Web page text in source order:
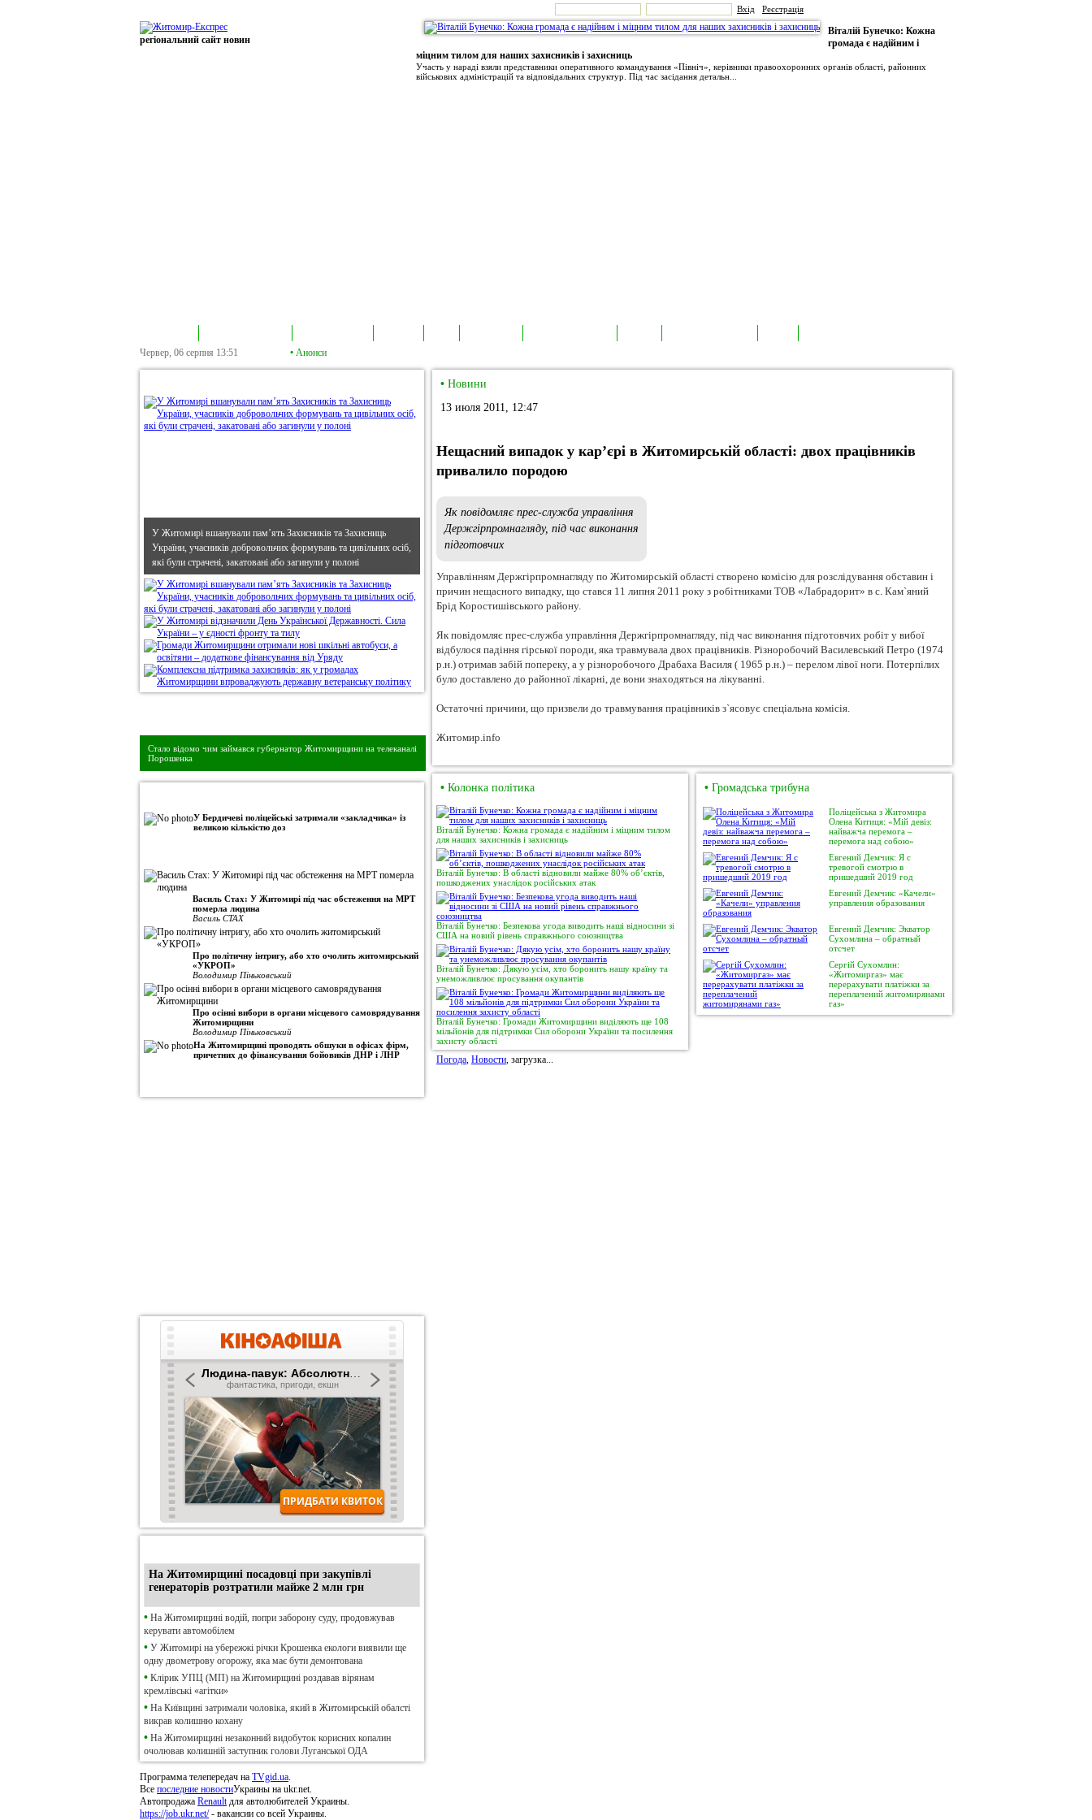
Вхід Реєстрація
регіональний сайт новин
Віталій Бунечко: Кожна
громада є надійним і
міцним тилом для наших захисників і захисниць
Участь у нараді взяли представники оперативного командування «Північ», керівники правоохоронних органів області, районних
військових адміністрацій та відповідальних структур. Під час засідання детальн...
Червер, 06 серпня 13:51 • Анонси
У Житомирі вшанували пам’ять Захисників та Захисниць
України, учасників добровольчих формувань та цивільних осіб,
які були страчені, закатовані або загинули у полоні
Стало відомо чим займався губернатор Житомирщини на телеканалі
Порошенка
У Бердичеві поліцейські затримали «закладчика» із
великою кількістю доз
Василь Стах: У Житомирі під час обстеження на МРТ
померла людина
Василь СТАХ
Про політичну інтригу, або хто очолить житомирський
«УКРОП»
Володимир Піньковський
Про осінні вибори в органи місцевого самоврядування
Житомирщини
Володимир Піньковський
На Житомирщині проводять обшуки в офісах фірм,
причетних до фінансування бойовиків ДНР і ЛНР
На Житомирщині посадовці при закупівлі
генераторів розтратили майже 2 млн грн
• На Житомирщині водій, попри заборону суду, продовжував
керувати автомобілем
• У Житомирі на убережжі річки Крошенка екологи виявили ще
одну двометрову огорожу, яка має бути демонтована
• Клірик УПЦ (МП) на Житомирщині роздавав вірянам
кремлівські «агітки»
• На Київщині затримали чоловіка, який в Житомирській обалсті
викрав колишню кохану
• На Житомирщині незаконний видобуток корисних копалин
очолював колишній заступник голови Луганської ОДА
Программа телепередач на TVgid.ua.
Все последние новостиУкраины на ukr.net.
Автопродажа Renaultдля автолюбителей Украины.
https://job.ukr.net/- вакансии со всей Украины.
• Новини
13 июля 2011, 12:47
Нещасний випадок у кар’єрі в Житомирській області: двох працівників
привалило породою
Як повідомляє прес-служба управління
Держгірпромнагляду, під час виконання
підготовчих
Управлінням Держгірпромнагляду по Житомирській області створено комісію для розслідування обставин і
причин нещасного випадку, що стався 11 липня 2011 року з робітниками ТОВ «Лабрадорит» в с. Кам`яний
Брід Коростишівського району.
Як повідомляє прес-служба управління Держгірпромнагляду, під час виконання підготовчих робіт у вибої
відбулося падіння гірської породи, яка травмувала двох працівників. Різноробочий Василевський Петро (1974
р.н.) отримав забій попереку, а у різноробочого Драбаха Василя ( 1965 р.н.) – перелом лівої ноги. Потерпілих
було доставлено до районної лікарні, де вони знаходяться на лікуванні.
Остаточні причини, що призвели до травмування працівників з`ясовує спеціальна комісія.
Житомир.info
• Колонка політика
Віталій Бунечко: Кожна громада є надійним і міцним тилом
для наших захисників і захисниць
Віталій Бунечко: В області відновили майже 80% об’єктів,
пошкоджених унаслідок російських атак
Віталій Бунечко: Безпекова угода виводить наші відносини зі
США на новий рівень справжнього союзництва
Віталій Бунечко: Дякую усім, хто боронить нашу країну та
унеможливлює просування окупантів
Віталій Бунечко: Громади Житомирщини виділяють ще 108
мільйонів для підтримки Сил оборони України та посилення
захисту області
• Громадська трибуна
Поліцейська з Житомира
Олена Китиця: «Мій девіз:
найважча перемога –
перемога над собою»
Евгений Демчик: Я с
тревогой смотрю в
пришедший 2019 год
Евгений Демчик: «Качели»
управления образования
Евгений Демчик: Экватор
Сухомлина – обратный
отсчет
Сергій Сухомлин:
«Житомиргаз» має
перерахувати платіжки за
переплачений житомирянами
газ»
Погода, Новости, загрузка...